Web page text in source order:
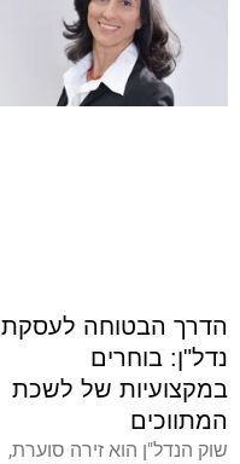
הדרך הבטוחה לעסקת
נדל"ן: בוחרים
במקצועיות של לשכת
המתווכים
שוק הנדל"ן הוא זירה סוערת,